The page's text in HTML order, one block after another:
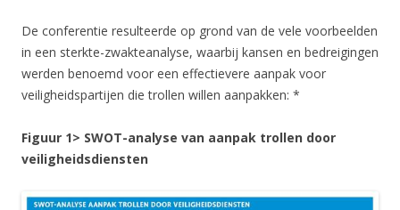
De conferentie resulteerde op grond van de vele voorbeelden
in een sterkte-zwakteanalyse, waarbij kansen en bedreigingen
werden benoemd voor een effectievere aanpak voor
veiligheidspartijen die trollen willen aanpakken: *
Figuur 1> SWOT-analyse van aanpak trollen door
veiligheidsdiensten